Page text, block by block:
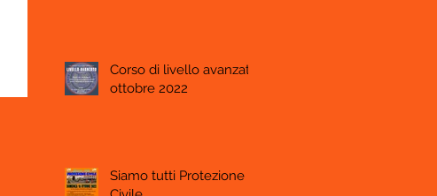
Corso di livello avanzato
ottobre 2022
Siamo tutti Protezione